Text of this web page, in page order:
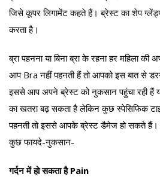
जिसे कूपर लिगामेंट कहते हैं। ब्रेस्ट का शेप
करता है।
ब्रा पहनना या बिना ब्रा के रहना हर महिला
आप Bra नहीं पहनती हैं तो आपको इस बात से
इससे आप अपने ब्रेस्ट को नुकसान पहुंचा रही हैं
का खतरा बढ़ सकता है लेकिन कुछ स्पेसिफिक
पहनती तो इससे आपके ब्रेस्ट डैमेज हो सकते हैं।
कुछ फायदे-नुकसान-
गर्दन में हो सकता है Pain